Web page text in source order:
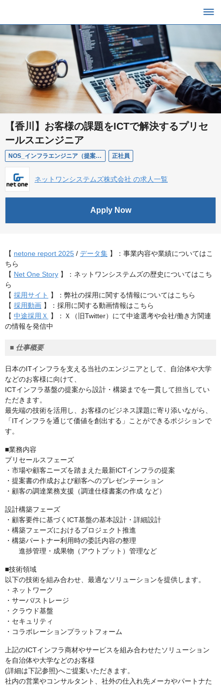
【香川】お客様の課題をICTで解決するプリセ
ールスエンジニア
NOS_インフラエンジニア（提案/設計/構築）【香川】 正社員
ネットワンシステムズ株式会社 の求人一覧
Apply Now
【 netone report 2025 / データ集 】：事業内容や業績についてはこ
ちら
【 Net One Story 】：ネットワンシステムズの歴史についてはこち
ら
【 採用サイト 】：弊社の採用に関する情報についてはこちら
【 採用動画 】：採用に関する動画情報はこちら
【 中途採用Ｘ 】：Ｘ（旧Twitter）にて中途選考や会社/働き方関連
の情報を発信中
■ 仕事概要
日本のITインフラを支える当社のエンジニアとして、自治体や大学
などのお客様に向けて、
ICTインフラ基盤の提案から設計・構築までを一貫して担当してい
ただきます。
最先端の技術を活用し、お客様のビジネス課題に寄り添いながら、
「ITインフラを通じて価値を創出する」ことができるポジションで
す。
■業務内容
プリセールスフェーズ
・市場や顧客ニーズを踏まえた最新ICTインフラの提案
・提案書の作成および顧客へのプレゼンテーション
・顧客の調達業務支援（調達仕様書案の作成 など）
設計構築フェーズ
・顧客要件に基づくICT基盤の基本設計・詳細設計
・構築フェーズにおけるプロジェクト推進
・構築パートナー利用時の委託内容の整理
進捗管理・成果物（アウトプット）管理など
■技術領域
以下の技術を組み合わせ、最適なソリューションを提供します。
・ネットワーク
・サーバ/ストレージ
・クラウド基盤
・セキュリティ
・コラボレーションプラットフォーム
上記のICTインフラ商材やサービスを組み合わせたソリューション
を自治体や大学などのお客様
(詳細は下記参照)へご提案いただきます。
社内の営業やコンサルタント、社外の仕入れ先メーカやパートナた